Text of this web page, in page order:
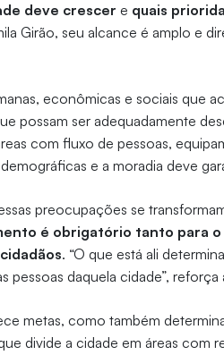
deve crescer e quais
Girão, seu alcance é amplo e
econômicas e sociais que
possam ser adequadamente
com fluxo de pessoas,
e a moradia deve
preocupações se
é obrigatório tanto para
. “O que está ali
pessoas daquela cidade”, reforça
metas, como também
divide a cidade em áreas com